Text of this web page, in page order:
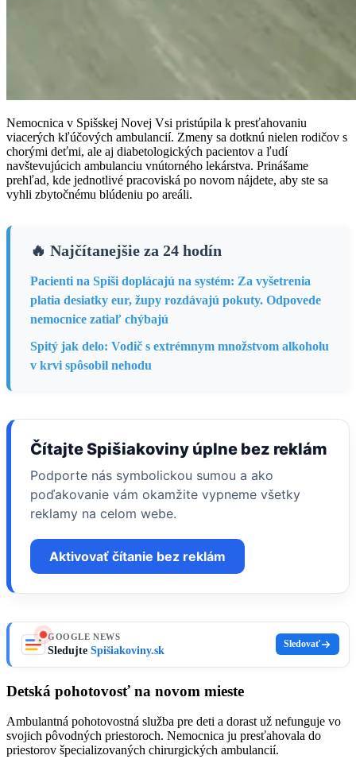
Nemocnica v Spišskej Novej Vsi pristúpila k presťahovaniu
viacerých kľúčových ambulancií. Zmeny sa dotknú nielen rodičov s
chorými deťmi, ale aj diabetologických pacientov a ľudí
navštevujúcich ambulanciu vnútorného lekárstva. Prinášame
prehľad, kde jednotlivé pracoviská po novom nájdete, aby ste sa
vyhli zbytočnému blúdeniu po areáli.
🔥 Najčítanejšie za 24 hodín
Pacienti na Spiši doplácajú na systém: Za vyšetrenia
platia desiatky eur, župy rozdávajú pokuty. Odpovede
nemocnice zatiaľ chýbajú
Spitý jak delo: Vodič s extrémnym množstvom alkoholu
v krvi spôsobil nehodu
Čítajte Spišiakoviny úplne bez reklám
Podporte nás symbolickou sumou a ako
poďakovanie vám okamžite vypneme všetky
reklamy na celom webe.
Aktivovať čítanie bez reklám
GOOGLE NEWS
Sledujte Spišiakoviny.sk
Sledovať
Detská pohotovosť na novom mieste
Ambulantná pohotovostná služba pre deti a dorast už nefunguje vo
svojich pôvodných priestoroch. Nemocnica ju presťahovala do
priestorov špecializovaných chirurgických ambulancií.